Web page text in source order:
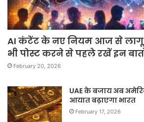
AI कंटेंट के नए नियम आज से
भी पोस्ट करने से पहले रखें इन
February 20, 2026
UAE के बजाय अब
आयात बढ़ाएगा भारत
February 17, 2026